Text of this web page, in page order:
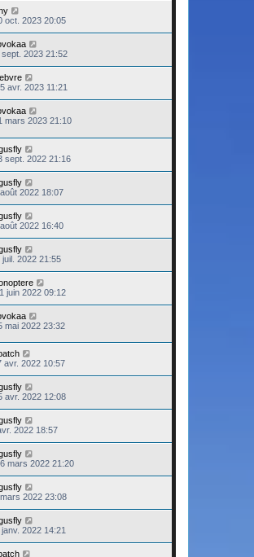
oct. 2023 20:05
sept. 2023 21:52
avr. 2023 11:21
mars 2023 21:10
sept. 2022 21:16
2022 18:07
2022 16:40
2022 21:55
juin 2022 09:12
mai 2022 23:32
avr. 2022 10:57
avr. 2022 12:08
2022 18:57
mars 2022 21:20
2022 23:08
janv. 2022 14:21